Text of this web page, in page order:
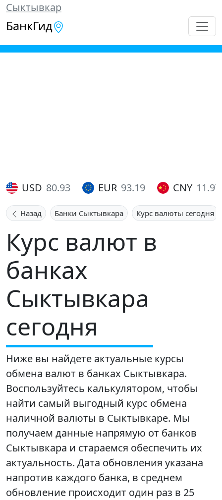
Сыктывкар
БанкГид
USD 80.93 EUR 93.19 CNY 11.97
Назад Банки Сыктывкара Курс валюты сегодня
Курс валют в
банках
Сыктывкара
сегодня
Ниже вы найдете актуальные курсы
обмена валют в банках Сыктывкара.
Воспользуйтесь калькулятором, чтобы
найти самый выгодный курс обмена
наличной валюты в Сыктывкаре. Мы
получаем данные напрямую от банков
Сыктывкара и стараемся обеспечить их
актуальность. Дата обновления указана
напротив каждого банка, в среднем
обновление происходит один раз в 25